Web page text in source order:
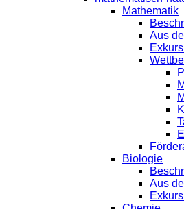
Mathematik
Aus
Biologie
Aus